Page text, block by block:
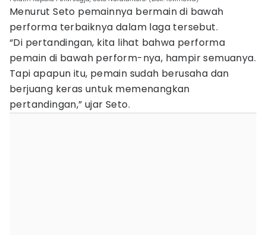
Menurut Seto pemainnya bermain di bawah
performa terbaiknya dalam laga tersebut.
“Di pertandingan, kita lihat bahwa performa
pemain di bawah perform-nya, hampir semuanya.
Tapi apapun itu, pemain sudah berusaha dan
berjuang keras untuk memenangkan
pertandingan,” ujar Seto.